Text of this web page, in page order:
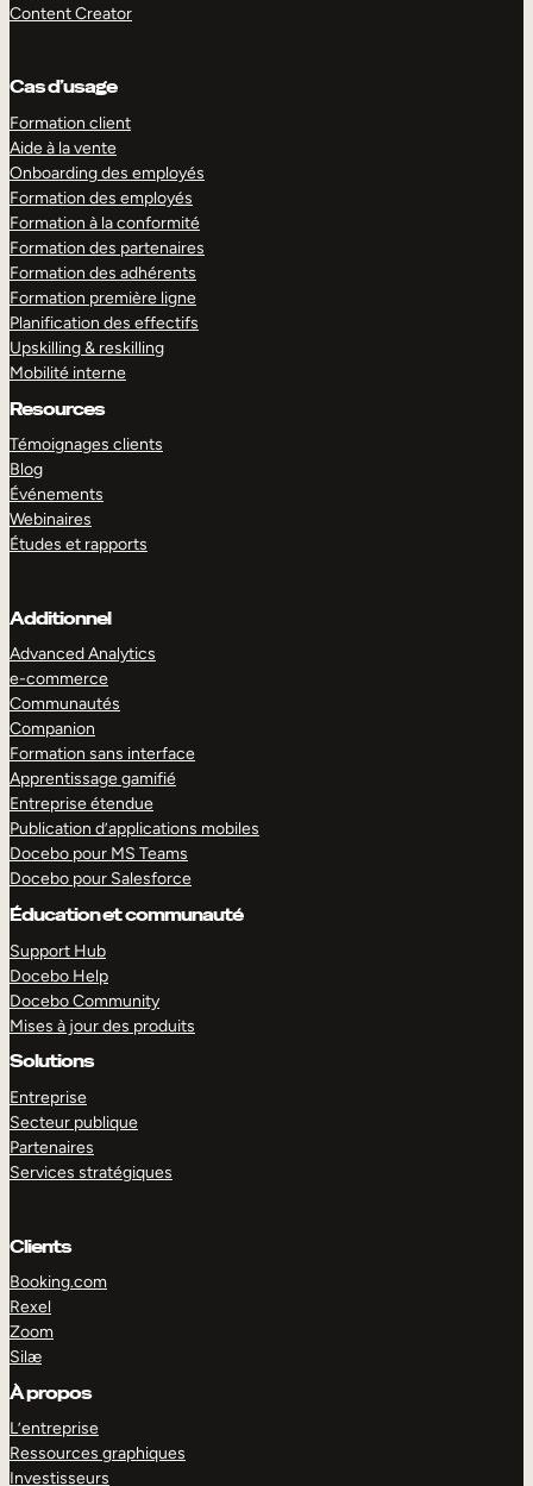
Content Creator
Cas d’usage
Formation client
Aide à la vente
Onboarding des employés
Formation des employés
Formation à la conformité
Formation des partenaires
Formation des adhérents
Formation première ligne
Planification des effectifs
Upskilling & reskilling
Mobilité interne
Resources
Témoignages clients
Blog
Événements
Webinaires
Études et rapports
Additionnel
Advanced Analytics
e-commerce
Communautés
Companion
Formation sans interface
Apprentissage gamifié
Entreprise étendue
Publication d’applications mobiles
Docebo pour MS Teams
Docebo pour Salesforce
Éducation et communauté
Support Hub
Docebo Help
Docebo Community
Mises à jour des produits
Solutions
Entreprise
Secteur publique
Partenaires
Services stratégiques
Clients
Booking.com
Rexel
Zoom
Silæ
À propos
L’entreprise
Ressources graphiques
Investisseurs